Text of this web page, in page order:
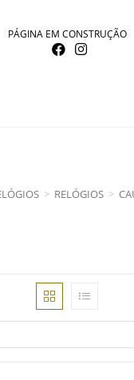
PÁGINA EM CONSTRUÇÃO
> RELÓGIOS >